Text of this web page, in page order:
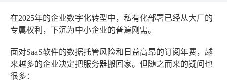
在2025年的企业数字化转型中，私有化部署已经从大厂的
专属权利，下沉为中小企业的普遍刚需。
面对SaaS软件的数据托管风险和日益高昂的订阅年费，越
来越多的企业决定把服务器搬回家。但随之而来的疑问也
很多：